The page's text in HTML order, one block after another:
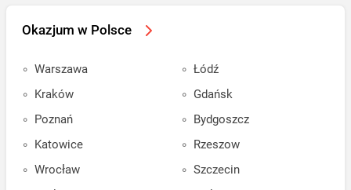
Okazjum w Polsce
Warszawa
Kraków
Poznań
Katowice
Wrocław
Łódź
Gdańsk
Bydgoszcz
Rzeszow
Szczecin